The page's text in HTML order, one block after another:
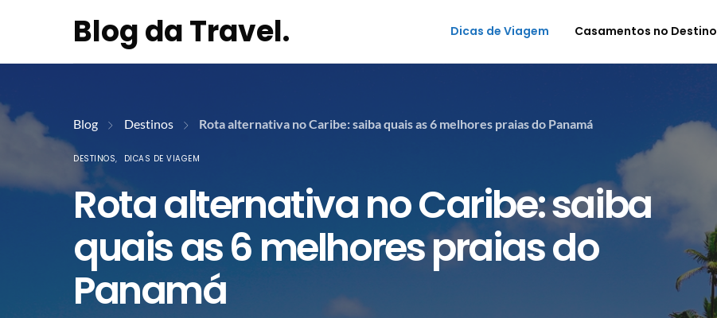
Blog da Travel. Dicas de Viagem Casamentos no Destino
Blog Destinos Rota alternativa no Caribe: saiba quais as 6 melhores praias do Panamá
DESTINOS DICAS DE VIAGEM
Rota alternativa no Caribe: saiba
quais as 6 melhores praias do
Panamá